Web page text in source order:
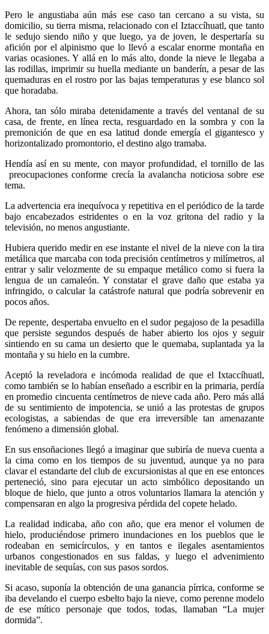
Pero le angustiaba aún más ese caso tan cercano a su vista, su
domicilio, su tierra misma, relacionado con el Iztaccíhuatl, que tanto
le sedujo siendo niño y que luego, ya de joven, le despertaría su
afición por el alpinismo que lo llevó a escalar enorme montaña en
varias ocasiones. Y allá en lo más alto, donde la nieve le llegaba a
las rodillas, imprimir su huella mediante un banderín, a pesar de las
quemaduras en el rostro por las bajas temperaturas y ese blanco sol
que horadaba.
Ahora, tan sólo miraba detenidamente a través del ventanal de su
casa, de frente, en línea recta, resguardado en la sombra y con la
premonición de que en esa latitud donde emergía el gigantesco y
horizontalizado promontorio, el destino algo tramaba.
Hendía así en su mente, con mayor profundidad, el tornillo de las
preocupaciones conforme crecía la avalancha noticiosa sobre ese
tema.
La advertencia era inequívoca y repetitiva en el periódico de la tarde
bajo encabezados estridentes o en la voz gritona del radio y la
televisión, no menos angustiante.
Hubiera querido medir en ese instante el nivel de la nieve con la tira
metálica que marcaba con toda precisión centímetros y milímetros, al
entrar y salir velozmente de su empaque metálico como si fuera la
lengua de un camaleón. Y constatar el grave daño que estaba ya
infringido, o calcular la catástrofe natural que podría sobrevenir en
pocos años.
De repente, despertaba envuelto en el sudor pegajoso de la pesadilla
que persiste segundos después de haber abierto los ojos y seguir
sintiendo en su cama un desierto que le quemaba, suplantada ya la
montaña y su hielo en la cumbre.
Aceptó la reveladora e incómoda realidad de que el Ixtaccíhuatl,
como también se lo habían enseñado a escribir en la primaria, perdía
en promedio cincuenta centímetros de nieve cada año. Pero más allá
de su sentimiento de impotencia, se unió a las protestas de grupos
ecologistas, a sabiendas de que era irreversible tan amenazante
fenómeno a dimensión global.
En sus ensoñaciones llegó a imaginar que subiría de nueva cuenta a
la cima como en los tiempos de su juventud, aunque ya no para
clavar el estandarte del club de excursionistas al que en ese entonces
perteneció, sino para ejecutar un acto simbólico depositando un
bloque de hielo, que junto a otros voluntarios llamara la atención y
compensaran en algo la progresiva pérdida del copete helado.
La realidad indicaba, año con año, que era menor el volumen de
hielo, produciéndose primero inundaciones en los pueblos que le
rodeaban en semicírculos, y en tantos e ilegales asentamientos
urbanos congestionados en sus faldas, y luego el advenimiento
inevitable de sequías, con sus pasos sordos.
Si acaso, suponía la obtención de una ganancia pírrica, conforme se
iba develando el cuerpo esbelto bajo la nieve, como perenne modelo
de ese mítico personaje que todos, todas, llamaban “La mujer
dormida”.